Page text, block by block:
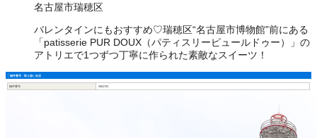
名古屋市瑞穂区
バレンタインにもおすすめ♡瑞穂区“名古屋市博物館”前にある
「patisserie PUR DOUX（パティスリーピュールドゥー）」の
アトリエで1つずつ丁寧に作られた素敵なスイーツ！
物件番号・取り扱い支店
物件番号 3301723